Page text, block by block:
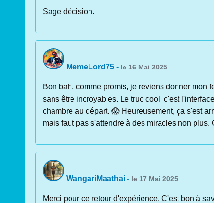
Sage décision.
MemeLord75 - le 16 Mai 2025
Bon bah, comme promis, je reviens donner mon
sans être incroyables. Le truc cool, c'est
chambre au départ. 😱 Heureusement, ça s'est
mais faut pas s'attendre à des miracles non
WangariMaathai - le 17 Mai 2025
Merci pour ce retour d'expérience. C'est bon à